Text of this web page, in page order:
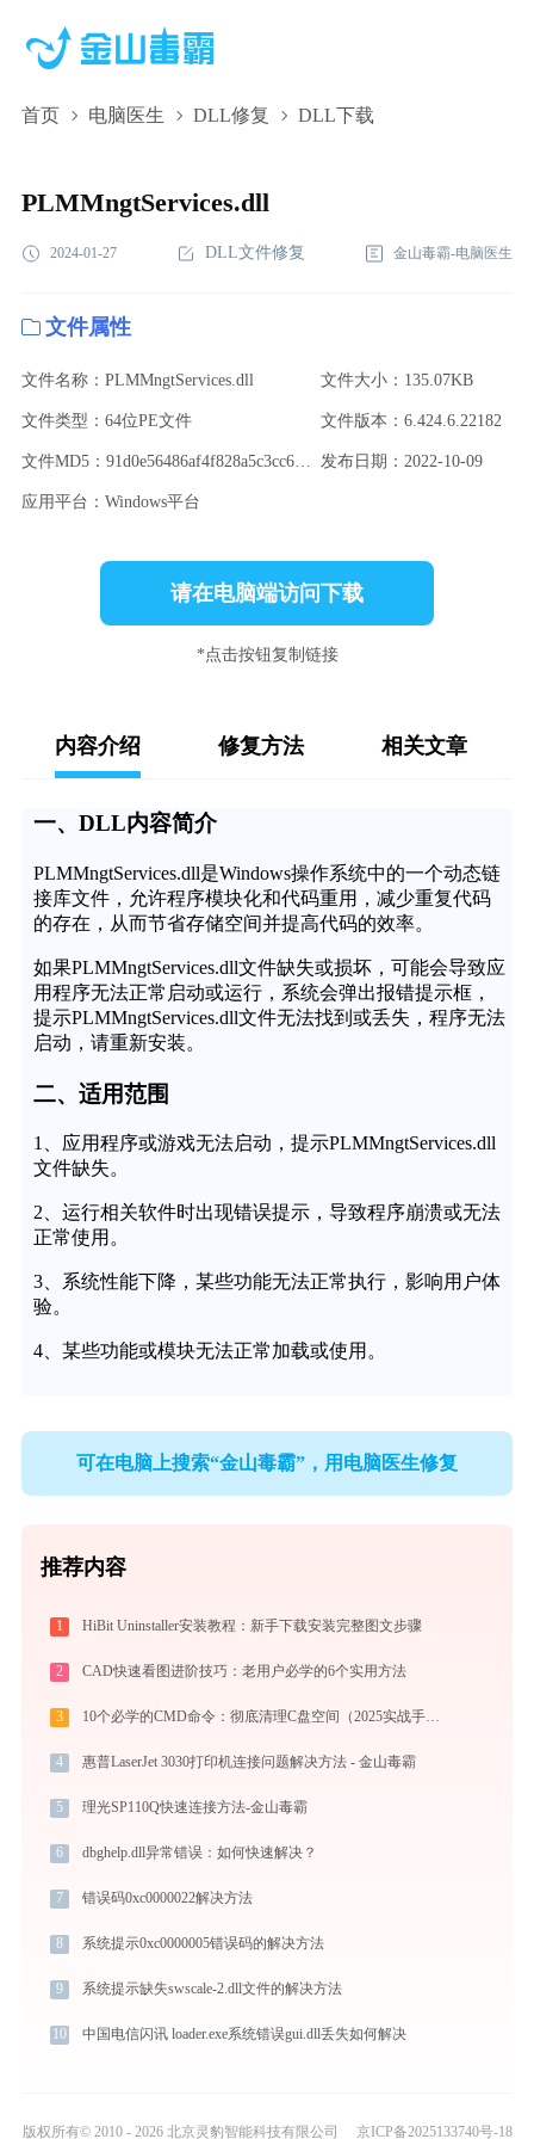
首页 电脑医生 DLL修复 DLL下载
PLMMngtServices.dll,PLMMngtServices.dll下
PLMMngtServices.dll
2024-01-27 DLL文件修复 金山毒霸-电脑医生
文件属性
文件名称：PLMMngtServices.dll 文件大小：135.07KB
文件类型：64位PE文件 文件版本：6.424.6.22182
文件MD5：91d0e56486af4f828a5c3cc62ea286fb 发布日期：2022-10-09
应用平台：Windows平台
请在电脑端访问下载
*点击按钮复制链接
内容介绍 修复方法 相关文章
一、DLL内容简介
PLMMngtServices.dll是Windows操作系统中的一个动态链
接库文件，允许程序模块化和代码重用，减少重复代码
的存在，从而节省存储空间并提高代码的效率。
如果PLMMngtServices.dll文件缺失或损坏，可能会导致应
用程序无法正常启动或运行，系统会弹出报错提示框，
提示PLMMngtServices.dll文件无法找到或丢失，程序无法
启动，请重新安装。
二、适用范围
1、应用程序或游戏无法启动，提示PLMMngtServices.dll
文件缺失。
2、运行相关软件时出现错误提示，导致程序崩溃或无法
正常使用。
3、系统性能下降，某些功能无法正常执行，影响用户体
验。
4、某些功能或模块无法正常加载或使用。
可在电脑上搜索“金山毒霸”，用电脑医生修复
推荐内容
1 HiBit Uninstaller安装教程：新手下载安装完整图文步骤
2 CAD快速看图进阶技巧：老用户必学的6个实用方法
3 10个必学的CMD命令：彻底清理C盘空间（2025实战手册）
4 惠普LaserJet 3030打印机连接问题解决方法 - 金山毒霸
5 理光SP110Q快速连接方法-金山毒霸
6 dbghelp.dll异常错误：如何快速解决？
7 错误码0xc0000022解决方法
8 系统提示0xc0000005错误码的解决方法
9 系统提示缺失swscale-2.dll文件的解决方法
10 中国电信闪讯 loader.exe系统错误gui.dll丢失如何解决
版权所有© 2010 - 2026 北京灵豹智能科技有限公司 京ICP备2025133740号-18